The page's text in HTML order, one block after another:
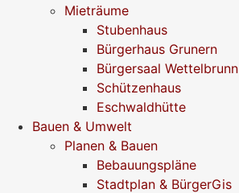
Mieträume
Stubenhaus
Bürgerhaus Grunern
Bürgersaal Wettelbrunn
Schützenhaus
Eschwaldhütte
Bauen & Umwelt
Planen & Bauen
Bebauungspläne
Stadtplan & BürgerGis